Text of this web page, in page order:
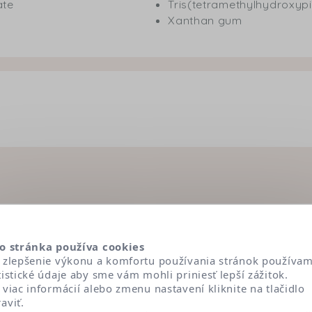
Xanthan gum
Ingrediencie pod lupou
vybrané podľa veľmi prísnych dermatologických
vlastnosti, rolu a pôvod každej z nich kliknutím
stránka používa cookies
zlepšenie výkonu a komfortu používania stránok
údaje aby sme vám mohli priniesť lepší zážitok.
viac informácií alebo zmenu nastavení kliknite na tlačidlo